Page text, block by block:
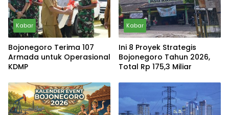
Kabar
Bojonegoro Terima 107
Armada untuk Operasional
KDMP
Kabar
Ini 8 Proyek Strategis
Bojonegoro Tahun 2026,
Total Rp 175,3 Miliar